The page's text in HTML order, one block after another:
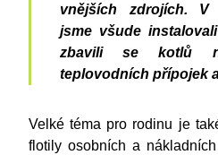
vnějších zdrojích. V
jsme všude
zbavili se kotlů
teplovodních přípojek
Velké téma pro rodinu je
flotily osobních a